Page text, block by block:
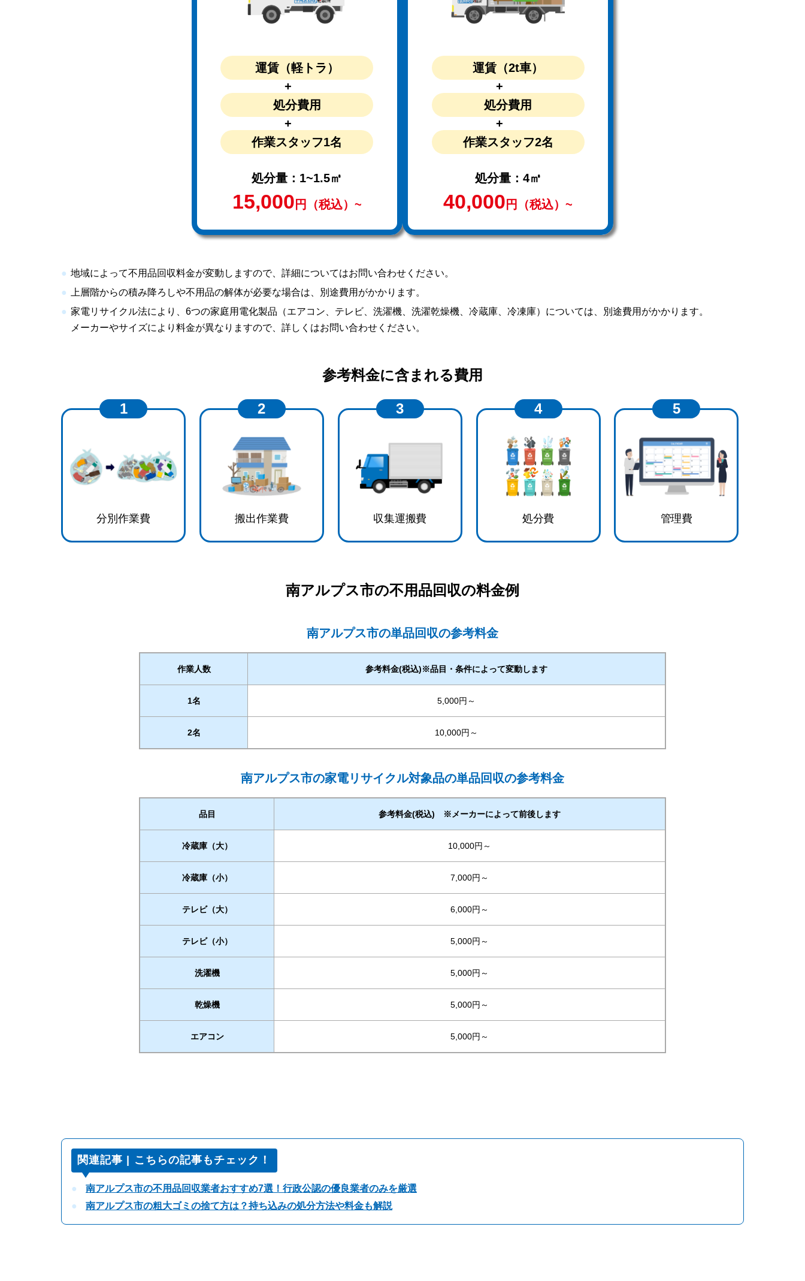
運賃（軽トラ）
処分費用
作業スタッフ1名
処分量：1~1.5㎥
15,000 円（税込）~
運賃 （2t車）
処分費用
作業スタッフ2名
処分量：4㎥
40,000 円（税込）~
地域によって不用品回収料金が変動しますので、詳細についてはお問い合わせください。
上層階からの積み降ろしや不用品の解体が必要な場合は、別途費用がかかります。
家電リサイクル法により、6つの家庭用電化製品（エアコン、テレビ、洗濯機、洗濯乾燥機、冷蔵庫、冷凍庫）については、別途費用がかかります。
メーカーやサイズにより料金が異なりますので、詳しくはお問い合わせください。
参考料金に含まれる費用
1
分別作業費
2
搬出作業費
3
収集運搬費
4
処分費
5
管理費
南アルプス市の不用品回収の料金例
南アルプス市の単品回収の参考料金
作業人数 参考料金(税込)※品目・条件によって変動します
1名 5,000円～
2名 10,000円～
南アルプス市の家電リサイクル対象品の単品回収の参考料金
品目 参考料金(税込) ※メーカーによって前後します
冷蔵庫（大） 10,000円～
冷蔵庫（小） 7,000円～
テレビ（大） 6,000円～
テレビ（小） 5,000円～
洗濯機 5,000円～
乾燥機 5,000円～
エアコン 5,000円～
関連記事 | こちらの記事もチェック！
南アルプス市の不用品回収業者おすすめ7選！行政公認の優良業者のみを厳選
南アルプス市の粗大ゴミの捨て方は？持ち込みの処分方法や料金も解説